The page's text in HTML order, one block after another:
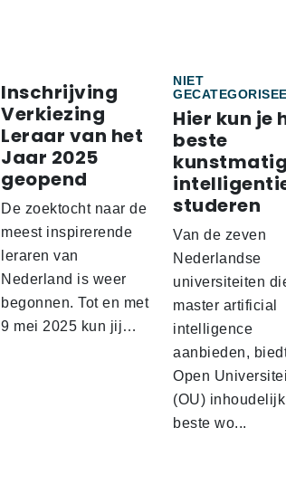
Inschrijving
Verkiezing
Leraar van het
Jaar 2025
geopend
De zoektocht naar de
meest inspirerende
leraren van
Nederland is weer
begonnen. Tot en met
9 mei 2025 kun jij…
NIET
Hier kun je
beste
studeren
Van de zeven
Nederlandse
universiteiten
master artificial
intelligence
aanbieden,
Open
(OU)
beste wo...